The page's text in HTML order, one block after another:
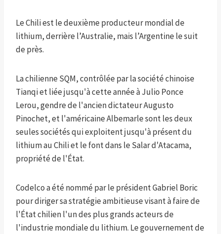
Le Chili est le deuxième producteur mondial de
lithium, derrière l’Australie, mais l’Argentine le suit
de près.
La chilienne SQM, contrôlée par la société chinoise
Tianqi et liée jusqu'à cette année à Julio Ponce
Lerou, gendre de l'ancien dictateur Augusto
Pinochet, et l'américaine Albemarle sont les deux
seules sociétés qui exploitent jusqu'à présent du
lithium au Chili et le font dans le Salar d'Atacama,
propriété de l'État.
Codelco a été nommé par le président Gabriel Boric
pour diriger sa stratégie ambitieuse visant à faire de
l'État chilien l'un des plus grands acteurs de
l'industrie mondiale du lithium. Le gouvernement de